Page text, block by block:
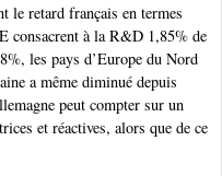
le retard français en termes
consacrent à la R&D 1,85% de
les pays d’Europe du Nord
a même diminué depuis
peut compter sur un
et réactives, alors que de ce